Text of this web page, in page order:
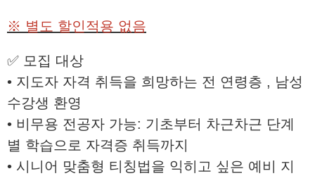
※ 별도 할인적용 없음
✅ 모집 대상
• 지도자 자격 취득을 희망하는 전 연령층 , 남성
수강생 환영
• 비무용 전공자 가능: 기초부터 차근차근 단계
별 학습으로 자격증 취득까지
• 시니어 맞춤형 티칭법을 익히고 싶은 예비 지